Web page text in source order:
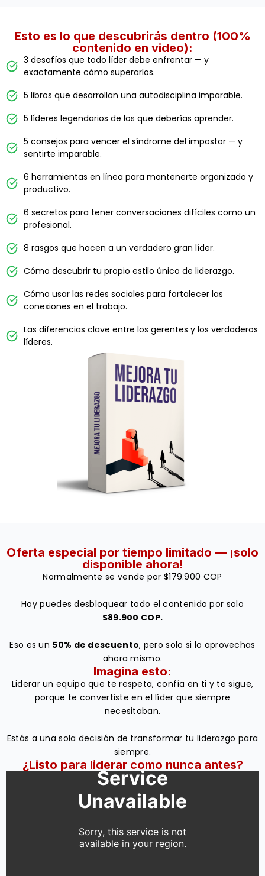
Esto es lo que descubrirás dentro (100%
contenido en video):
3 desafíos que todo líder debe enfrentar — y
exactamente cómo superarlos.
5 libros que desarrollan una autodisciplina imparable.
5 líderes legendarios de los que deberías aprender.
5 consejos para vencer el síndrome del impostor — y
sentirte imparable.
6 herramientas en línea para mantenerte organizado y
productivo.
6 secretos para tener conversaciones difíciles como un
profesional.
8 rasgos que hacen a un verdadero gran líder.
Cómo descubrir tu propio estilo único de liderazgo.
Cómo usar las redes sociales para fortalecer las
conexiones en el trabajo.
Las diferencias clave entre los gerentes y los verdaderos
líderes.
Oferta especial por tiempo limitado — ¡solo
disponible ahora!
Normalmente se vende por $179.900 COP
Hoy puedes desbloquear todo el contenido por solo
$89.900 COP.
Eso es un 50% de descuento, pero solo si lo aprovechas
ahora mismo.
Imagina esto:
Liderar un equipo que te respeta, confía en ti y te sigue,
porque te convertiste en el líder que siempre
necesitaban.
Estás a una sola decisión de transformar tu liderazgo para
siempre.
¿Listo para liderar como nunca antes?